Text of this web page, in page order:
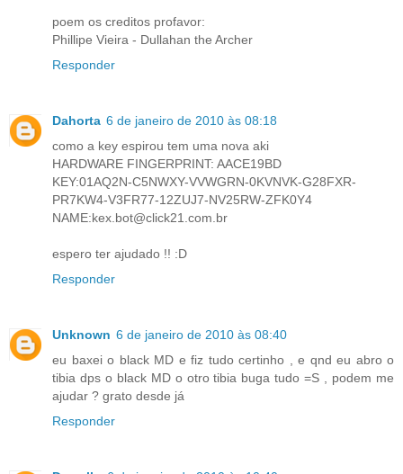
poem os creditos profavor:
Phillipe Vieira - Dullahan the Archer
Responder
Dahorta 6 de janeiro de 2010 às 08:18
como a key espirou tem uma nova aki
HARDWARE FINGERPRINT: AACE19BD
KEY:01AQ2N-C5NWXY-VVWGRN-0KVNVK-G28FXR-
PR7KW4-V3FR77-12ZUJ7-NV25RW-ZFK0Y4
NAME:kex.bot@click21.com.br
espero ter ajudado !! :D
Responder
Unknown 6 de janeiro de 2010 às 08:40
eu baxei o black MD e fiz tudo certinho , e qnd eu abro o
tibia dps o black MD o otro tibia buga tudo =S , podem me
ajudar ? grato desde já
Responder